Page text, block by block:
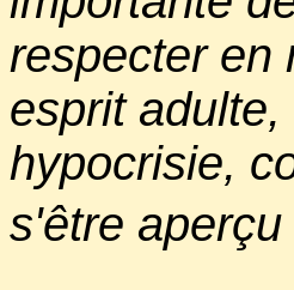
respecter en
esprit
hypocrisie,
s'être